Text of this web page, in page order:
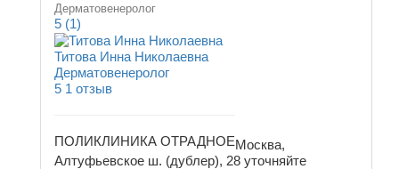
Дерматовенеролог
5 (1)
Титова Инна Николаевна
Дерматовенеролог
5 1 отзыв
ПОЛИКЛИНИКА ОТРАДНОЕМосква,
Алтуфьевское ш. (дублер), 28 уточняйте